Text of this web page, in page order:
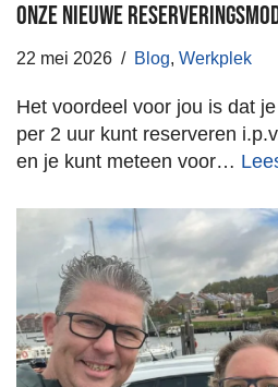
Onze nieuwe
22 mei 2026 Blog, Werkplek
Het voordeel voor jou is dat
per 2 uur kunt reserveren
en je kunt meteen voor…